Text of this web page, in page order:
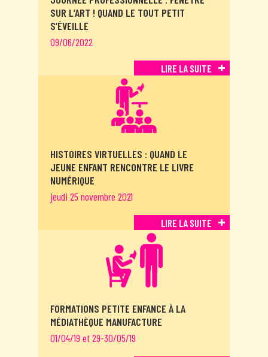
SUR L’ART ! QUAND LE TOUT PETIT
S’ÉVEILLE
09/06/2022
LIRE LA SUITE
HISTOIRES VIRTUELLES : QUAND LE
JEUNE ENFANT RENCONTRE LE LIVRE
NUMÉRIQUE
jeudi 25 novembre 2021
LIRE LA SUITE
FORMATIONS PETITE ENFANCE À LA
MÉDIATHÈQUE MANUFACTURE
01/04/19 et 29-30/05/19